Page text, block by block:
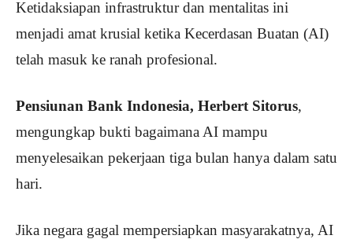
Ketidaksiapan infrastruktur dan mentalitas ini
menjadi amat krusial ketika Kecerdasan Buatan (AI)
telah masuk ke ranah profesional.
Pensiunan Bank Indonesia, Herbert Sitorus,
mengungkap bukti bagaimana AI mampu
menyelesaikan pekerjaan tiga bulan hanya dalam satu
hari.
Jika negara gagal mempersiapkan masyarakatnya, AI